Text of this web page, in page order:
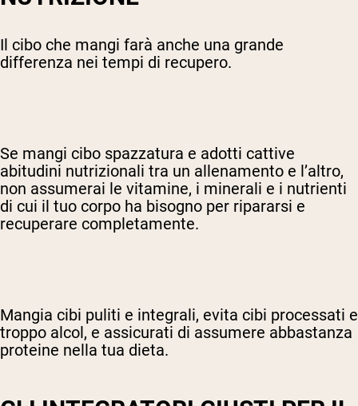
Il cibo che mangi farà anche una grande
differenza nei tempi di recupero.
Se mangi cibo spazzatura e adotti cattive
abitudini nutrizionali tra un allenamento e l’altro,
non assumerai le vitamine, i minerali e i nutrienti
di cui il tuo corpo ha bisogno per ripararsi e
recuperare completamente.
Mangia cibi puliti e integrali, evita cibi processati e
troppo alcol, e assicurati di assumere abbastanza
proteine nella tua dieta.